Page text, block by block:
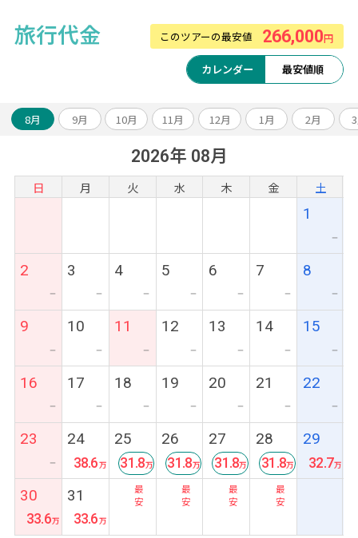
旅行代金 このツアーの最安値 266,000円
カレンダー 最安値順
8月 9月 10月 11月 12月 1月 2月
2026年 08月
日 月 火 水 木 金 土
1
ー
2
ー
3
ー
4
ー
5
ー
6
ー
7
ー
8
ー
9
ー
10
ー
11
ー
12
ー
13
ー
14
ー
15
ー
16
ー
17
ー
18
ー
19
ー
20
ー
21
ー
22
ー
23
ー
24
38.6
25
最
安
31.8
26
最
安
31.8
27
最
安
31.8
28
最
安
31.8
29
32.7
30
33.6
31
33.6